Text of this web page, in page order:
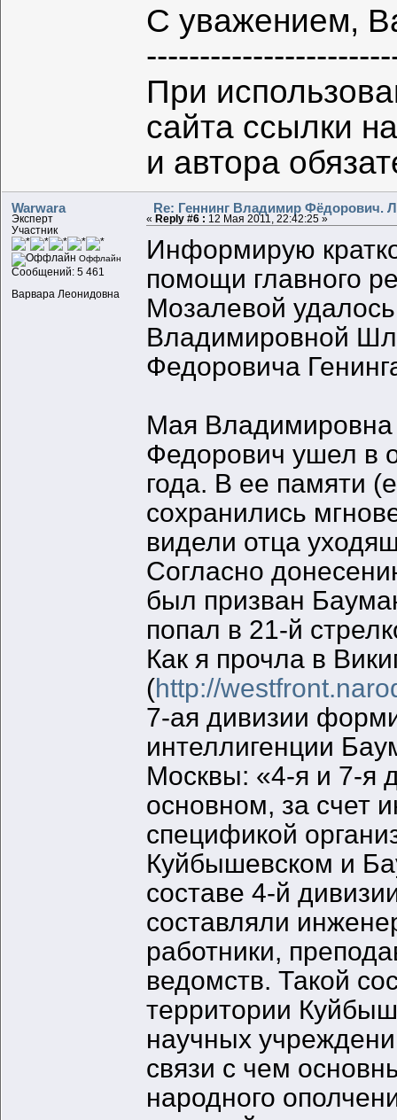
С уважением,
При
сайта ссылки
и автора
Warwara
Эксперт
Участник
Оффлайн
Сообщений: 5 461
Варвара Леонидовна
Re: Геннинг Владимир Фёдорович.
«Reply #6 : 12 Мая 2011, 22:42:25 »
Информирую
помощи главного
Мозалевой
Владимировной
Федоровича
Мая Владимировна
Федорович ушел в
года. В ее памяти
сохранились
видели отца
Согласно
был призван
попал в 21-й
Как я прочла в
(http://
7-ая дивизии
интеллигенции
Москвы: «4-я и 7-я
основном, за счет
спецификой
Куйбышевском и
составе 4-й
составляли
работники,
ведомств. Такой
территории
научных
связи с чем
народного